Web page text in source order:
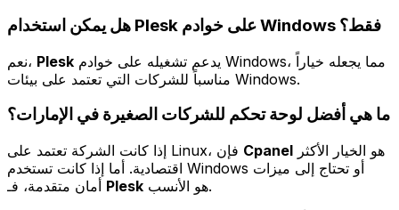
هل يمكن استخدام Plesk على خوادم Windows فقط؟
نعم، Plesk
مناسباً للشركات التي تعتمد على بيئات Windows.
ما هي أفضل لوحة تحكم للشركات الصغيرة في الإمارات؟
Cpanel
اقتصادية. أما إذا كانت تستخدم Windows أو تحتاج إلى ميزات
Plesk هو الأنسب.